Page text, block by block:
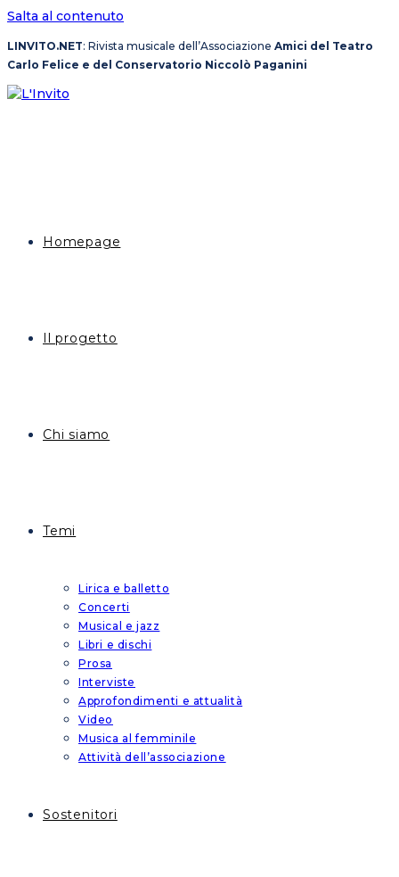
Salta al contenuto
LINVITO.NET: Rivista musicale dell’Associazione Amici del Teatro
Carlo Felice e del Conservatorio Niccolò Paganini
Homepage
Il progetto
Chi siamo
Temi
Lirica e balletto
Concerti
Musical e jazz
Libri e dischi
Prosa
Interviste
Approfondimenti e attualità
Video
Musica al femminile
Attività dell’associazione
Sostenitori